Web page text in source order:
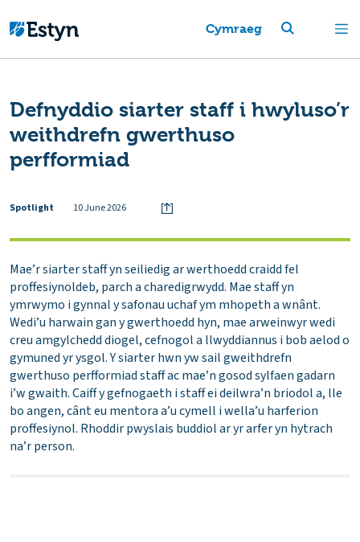
Cymraeg
Defnyddio siarter staff i hwyluso’r
weithdrefn gwerthuso
perfformiad
Spotlight 10 June 2026
Mae’r siarter staff yn seiliedig ar werthoedd craidd fel
proffesiynoldeb, parch a charedigrwydd. Mae staff yn
ymrwymo i gynnal y safonau uchaf ym mhopeth a wnânt.
Wedi’u harwain gan y gwerthoedd hyn, mae arweinwyr wedi
creu amgylchedd diogel, cefnogol a llwyddiannus i bob aelod o
gymuned yr ysgol. Y siarter hwn yw sail gweithdrefn
gwerthuso perfformiad staff ac mae’n gosod sylfaen gadarn
i’w gwaith. Caiff y gefnogaeth i staff ei deilwra’n briodol a, lle
bo angen, cânt eu mentora a’u cymell i wella’u harferion
proffesiynol. Rhoddir pwyslais buddiol ar yr arfer yn hytrach
na’r person.